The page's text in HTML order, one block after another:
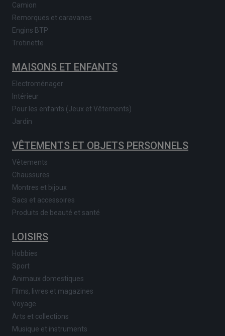
Camion
Remorques et caravanes
Engins BTP
Trotinette
MAISONS ET ENFANTS
Electroménager
Intérieur
Pour les enfants (Jeux et Vêtements)
Jardin
VÊTEMENTS ET OBJETS PERSONNELS
Vêtements
Chaussures
Montres et bijoux
Sacs et accessoires
Produits de beauté et santé
LOISIRS
Hobbies
Sport
Animaux domestiques
Films, livres et magazines
Voyage
Arts et collections
Musique et instruments